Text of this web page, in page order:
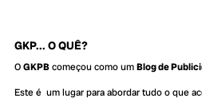
GKP... O QUÊ?
OGKPBcomeçou como umBlog de
Este é um lugar para abordar tudo o que